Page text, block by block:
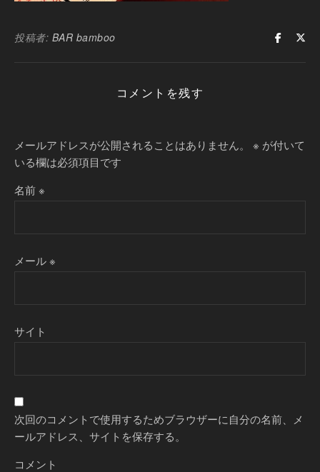
投稿者: BAR bamboo
コメントを残す
メールアドレスが公開されることはありません。 ※ が付いて
いる欄は必須項目です
名前※
メール※
サイト
次回のコメントで使用するためブラウザーに自分の名前、メ
ールアドレス、サイトを保存する。
コメント